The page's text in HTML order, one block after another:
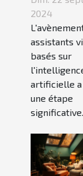
virtuels
sur l'IA
2024
assistants
basés sur
artificielle a
une étape